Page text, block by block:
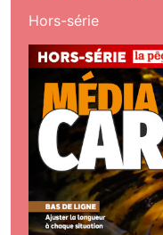
Hors-série